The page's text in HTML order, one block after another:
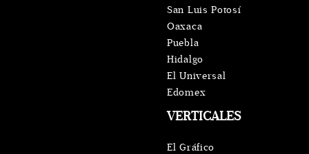
VERTICALES
El Gráfico
San Luis Potosí
Oaxaca
Puebla
Hidalgo
El Universal
Edomex